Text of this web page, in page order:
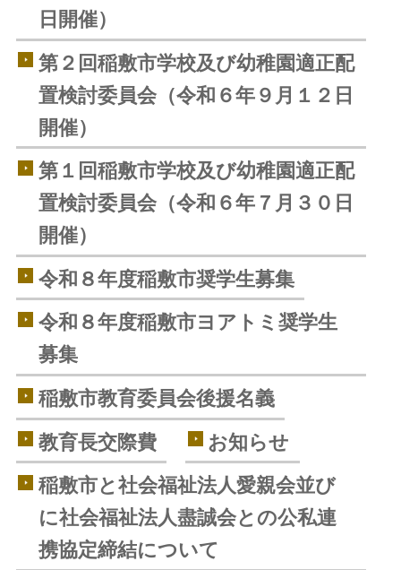
日開催）
第２回稲敷市学校及び幼稚園適正配
置検討委員会（令和６年９月１２日
開催）
第１回稲敷市学校及び幼稚園適正配
置検討委員会（令和６年７月３０日
開催）
令和８年度稲敷市奨学生募集
令和８年度稲敷市ヨアトミ奨学生
募集
稲敷市教育委員会後援名義
教育長交際費
お知らせ
稲敷市と社会福祉法人愛親会並び
に社会福祉法人盡誠会との公私連
携協定締結について